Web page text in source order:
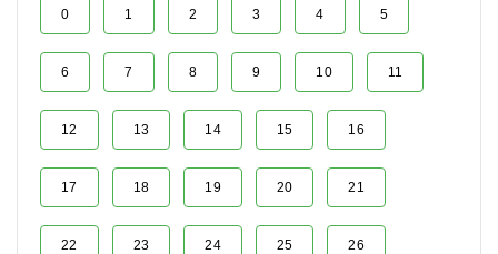
0 1 2 3 4 5
6 7 8 9 10 11
12 13 14 15 16
17 18 19 20 21
22 23 24 25 26